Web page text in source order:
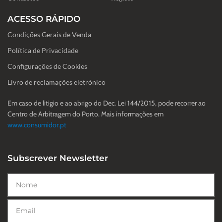
ACESSO RÁPIDO
Condições Gerais de Venda
Política de Privacidade
Configurações de Cookies
Livro de reclamações eletrónico
Em caso de litigio e ao abrigo do Dec. Lei 144/2015, pode recorrer ao
Centro de Arbitragem do Porto. Mais informações em
www.consumidor.pt
Subscrever Newsletter